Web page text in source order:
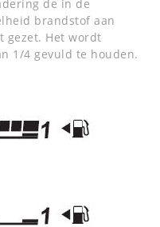
de in de
brandstof aan
gezet. Het wordt
1/4 gevuld te houden.